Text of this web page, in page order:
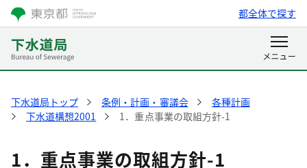
都全体で探す
下水道局トップ 条例・計画・審議会
各種計画
下水道構想2001
1．重点事業の取組方針-1
1．重点事業の取組方針-1